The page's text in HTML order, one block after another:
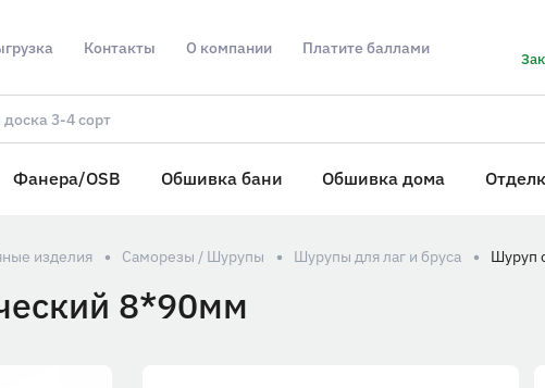
Контакты О компании Платите баллами
Фанера/OSB Обшивка бани Обшивка дома
изделия Саморезы / Шурупы Шурупы для лаг и бруса Шуруп
8*90мм